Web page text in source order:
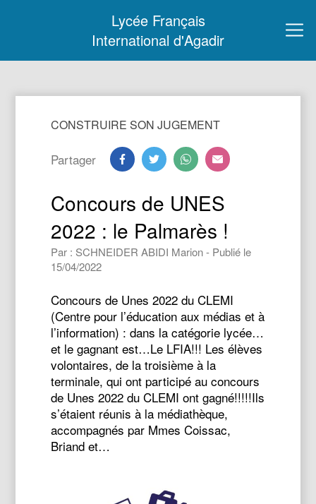
Lycée Français
International d'Agadir
CONSTRUIRE SON JUGEMENT
Partager
Concours de UNES
2022 : le Palmarès !
Par : SCHNEIDER ABIDI Marion - Publié le
15/04/2022
Concours de Unes 2022 du CLEMI
(Centre pour l’éducation aux médias et à
l’information) : dans la catégorie lycée…
et le gagnant est…Le LFIA!!! Les élèves
volontaires, de la troisième à la
terminale, qui ont participé au concours
de Unes 2022 du CLEMI ont gagné!!!!!Ils
s’étaient réunis à la médiathèque,
accompagnés par Mmes Coissac,
Briand et…